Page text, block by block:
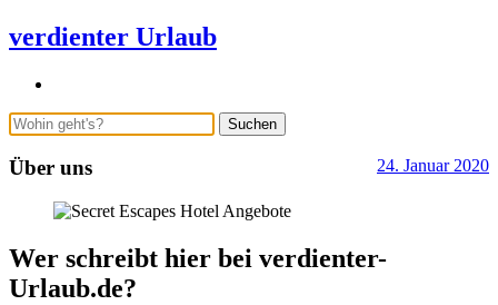
verdienter Urlaub
Suchen
24. Januar 2020
Über uns
Wer schreibt hier bei verdienter-
Urlaub.de?